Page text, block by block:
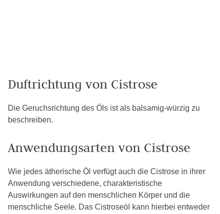
Duftrichtung von Cistrose
Die Geruchsrichtung des Öls ist als balsamig-würzig zu
beschreiben.
Anwendungsarten von Cistrose
Wie jedes ätherische Öl verfügt auch die Cistrose in ihrer
Anwendung verschiedene, charakteristische
Auswirkungen auf den menschlichen Körper und die
menschliche Seele. Das Cistroseöl kann hierbei entweder